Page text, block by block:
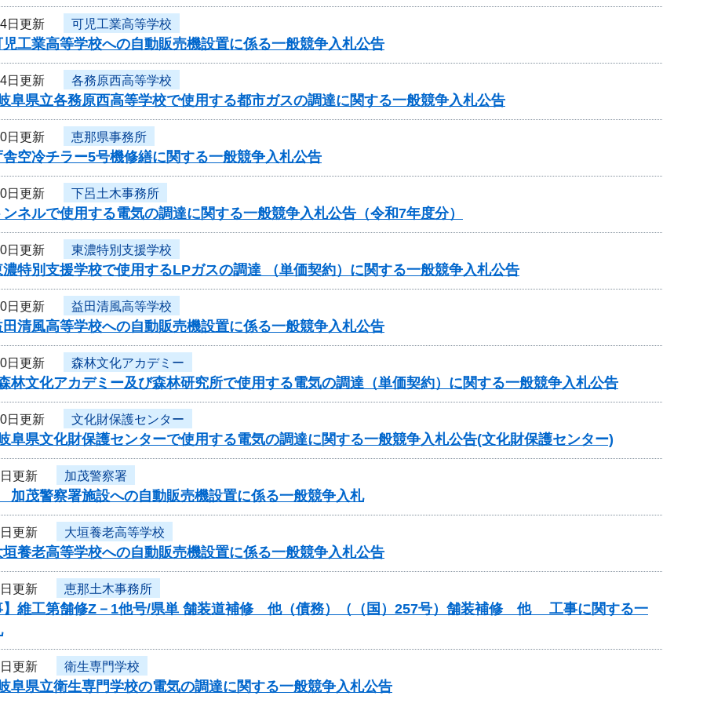
日更新 可児工業高等学校
工業高等学校への自動販売機設置に係る一般競争入札公告
日更新 各務原西高等学校
阜県立各務原西高等学校で使用する都市ガスの調達に関する一般競争入札公告
日更新 恵那県事務所
空冷チラー5号機修繕に関する一般競争入札公告
日更新 下呂土木事務所
ネルで使用する電気の調達に関する一般競争入札公告（令和7年度分）
日更新 東濃特別支援学校
特別支援学校で使用するLPガスの調達 （単価契約）に関する一般競争入札公告
日更新 益田清風高等学校
清風高等学校への自動販売機設置に係る一般競争入札公告
日更新 森林文化アカデミー
林文化アカデミー及び森林研究所で使用する電気の調達（単価契約）に関する一般競争入札公告
日更新 文化財保護センター
阜県文化財保護センターで使用する電気の調達に関する一般競争入札公告(文化財保護センター)
更新 加茂警察署
茂警察署施設への自動販売機設置に係る一般競争入札
更新 大垣養老高等学校
養老高等学校への自動販売機設置に係る一般競争入札公告
更新 恵那土木事務所
】維工第舗修Z－1他号/県単 舗装道補修 他（債務）（（国）257号）舗装補修 他 工事に関する一
更新 衛生専門学校
阜県立衛生専門学校の電気の調達に関する一般競争入札公告